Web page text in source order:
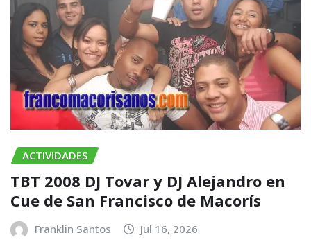
ACTIVIDADES
TBT 2008 DJ Tovar y DJ Alejandro en
Cue de San Francisco de Macorís
Franklin Santos Jul 16, 2026